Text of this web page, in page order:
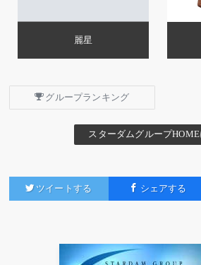
麗星
グループランキング
スターダムグループHOME
ツイートする シェアする